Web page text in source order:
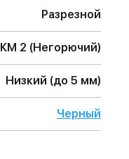
Разрезной
КМ 2 (Негорючий)
Низкий (до 5 мм)
Черный